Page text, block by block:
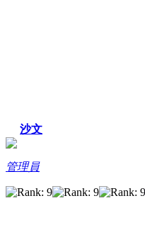
沙文
管理員